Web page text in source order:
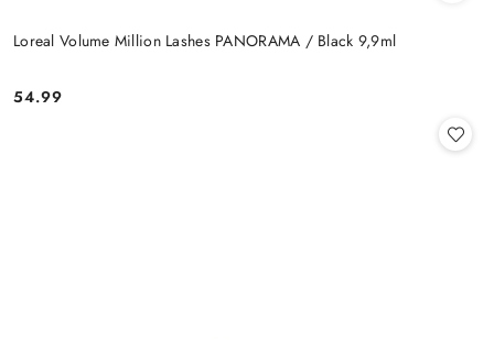
Loreal Volume Million Lashes PANORAMA / Black 9,9ml
Cena:
54.99